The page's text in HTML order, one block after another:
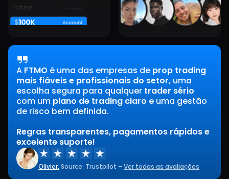
A FTMO é uma das empresas de prop trading
mais fiáveis e profissionais do setor, uma
escolha segura para qualquer trader sério
com um plano de trading claro e uma gestão
de risco bem definida.
Regras transparentes, pagamentos rápidos e
excelente suporte!
Olivier. Source: Trustpilot –Ver todas as avaliações